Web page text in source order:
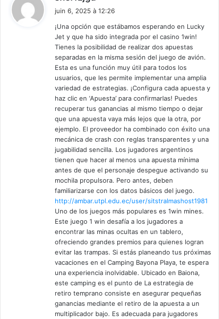
:
juin 6, 2025 à 12:26
¡Una opción que estábamos esperando en Lucky
Jet y que ha sido integrada por el casino 1win!
Tienes la posibilidad de realizar dos apuestas
separadas en la misma sesión del juego de avión.
Esta es una función muy útil para todos los
usuarios, que les permite implementar una amplia
variedad de estrategias. ¡Configura cada apuesta y
haz clic en ‘Apuesta’ para confirmarlas! Puedes
recuperar tus ganancias al mismo tiempo o dejar
que una apuesta vaya más lejos que la otra, por
ejemplo. El proveedor ha combinado con éxito una
mecánica de crash con reglas transparentes y una
jugabilidad sencilla. Los jugadores argentinos
tienen que hacer al menos una apuesta mínima
antes de que el personaje despegue activando su
mochila propulsora. Pero antes, deben
familiarizarse con los datos básicos del juego.
http://ambar.utpl.edu.ec/user/sitstralmashost1981
Uno de los juegos más populares es 1win mines.
Este juego 1 win desafía a los jugadores a
encontrar las minas ocultas en un tablero,
ofreciendo grandes premios para quienes logran
evitar las trampas. Si estás planeando tus próximas
vacaciones en el Camping Bayona Playa, te espera
una experiencia inolvidable. Ubicado en Baiona,
este camping es el punto de La estrategia de
retiro temprano consiste en asegurar pequeñas
ganancias mediante el retiro de la apuesta a un
multiplicador bajo. Es adecuada para jugadores